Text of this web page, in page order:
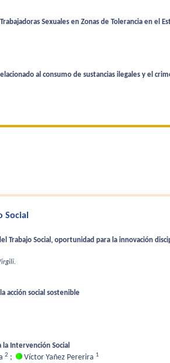
Sexuales en Zonas de Tolerancia en el
al consumo de sustancias ilegales y el
Social
Trabajo Social, oportunidad para la innovación
acción social sostenible
Intervención Social
2 ; Víctor Yañez Pererira 1